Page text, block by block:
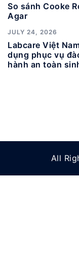
So sánh Cooke
Agar
JULY 24, 2026
Labcare Việt
dụng phục vụ
hành an toàn
All